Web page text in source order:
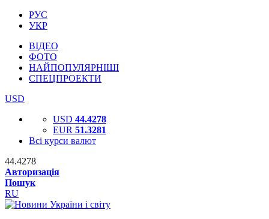
РУС
УКР
ВІДЕО
ФОТО
НАЙПОПУЛЯРНІШІ
СПЕЦПРОЕКТИ
USD
USD 44.4278
EUR 51.3281
Всі курси валют
44.4278
Авторизація
Пошук
RU